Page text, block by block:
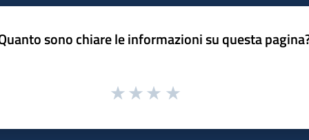
sono chiare le informazioni su questa